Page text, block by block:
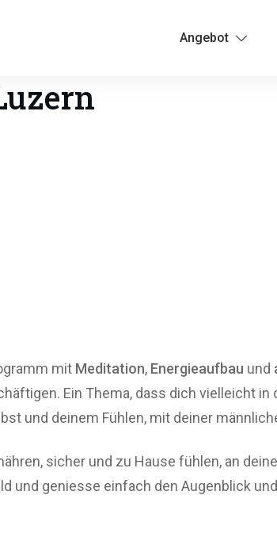
Angebot
mit Meditation, Energieaufbau und
Ein Thema, dass dich vielleicht
und deinem Fühlen, mit deiner
sicher und zu Hause fühlen, an
und geniesse einfach den Augenblick